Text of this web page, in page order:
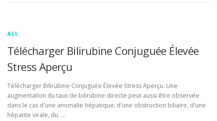
ALL
Télécharger Bilirubine Conjuguée Élevée
Stress Aperçu
Télécharger Bilirubine Conjuguée Élevée Stress Aperçu. Une
augmentation du taux de bilirubine directe peut aussi être observée
dans le cas d'une anomalie hépatique, d'une obstruction biliaire, d'une
hépatite virale, du. …